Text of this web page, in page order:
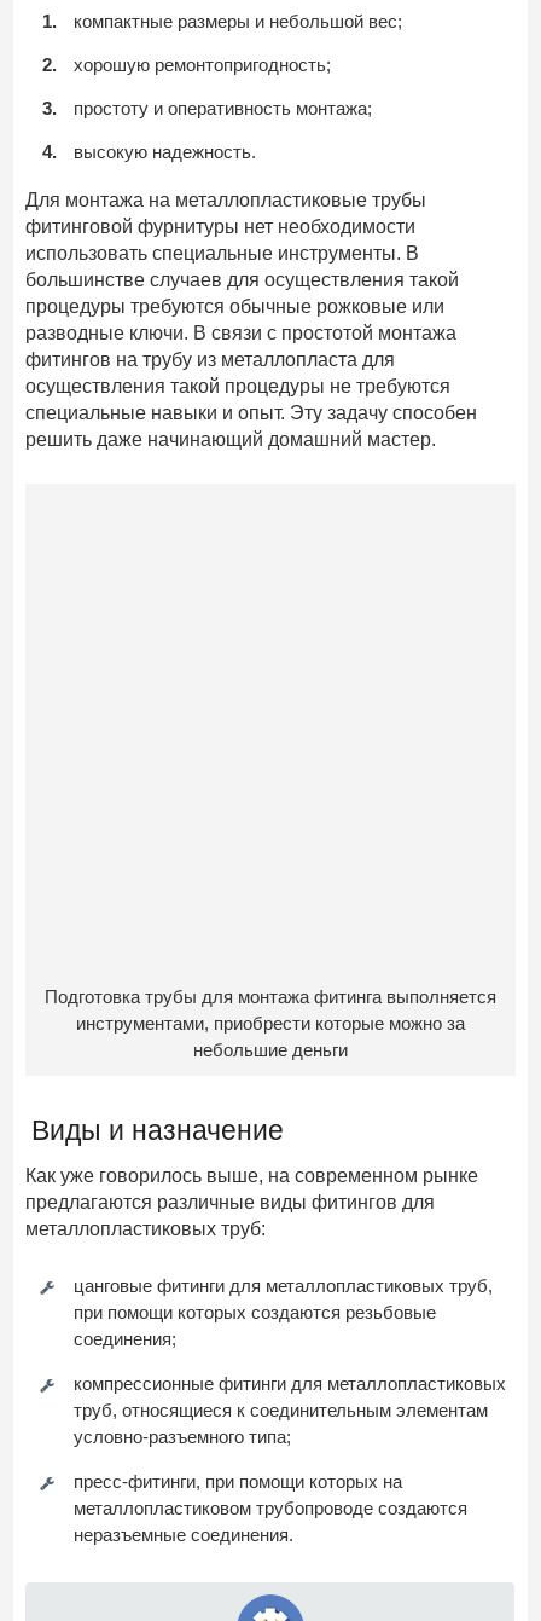
компактные размеры и небольшой вес;
хорошую ремонтопригодность;
простоту и оперативность монтажа;
высокую надежность.
Для монтажа на металлопластиковые трубы
фитинговой фурнитуры нет необходимости
использовать специальные инструменты. В
большинстве случаев для осуществления такой
процедуры требуются обычные рожковые или
разводные ключи. В связи с простотой монтажа
фитингов на трубу из металлопласта для
осуществления такой процедуры не требуются
специальные навыки и опыт. Эту задачу способен
решить даже начинающий домашний мастер.
Подготовка трубы для монтажа фитинга выполняется
инструментами, приобрести которые можно за
небольшие деньги
Виды и назначение
Как уже говорилось выше, на современном рынке
предлагаются различные виды фитингов для
металлопластиковых труб:
цанговые фитинги для металлопластиковых труб,
при помощи которых создаются резьбовые
соединения;
компрессионные фитинги для металлопластиковых
труб, относящиеся к соединительным элементам
условно-разъемного типа;
пресс-фитинги, при помощи которых на
металлопластиковом трубопроводе создаются
неразъемные соединения.